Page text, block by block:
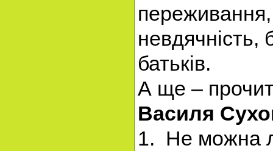
невдячність,
батьків.
А ще –
Василя
1. Не можна